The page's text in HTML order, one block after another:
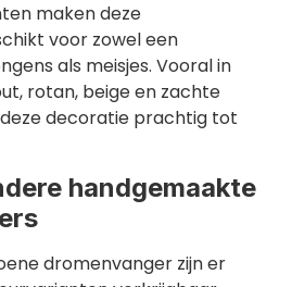
maken deze
voor zowel een
als meisjes. Vooral in
rotan, beige en zachte
decoratie prachtig tot
handgemaakte
dromenvanger zijn er